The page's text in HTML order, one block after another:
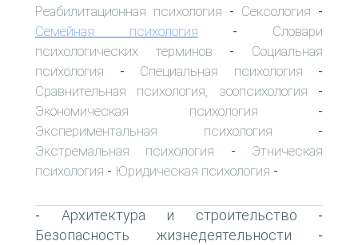
Реабилитационная психология - Сексология -
Семейная психология - Словари
психологических терминов - Социальная
психология - Специальная психология -
Сравнительная психология, зоопсихология -
Экономическая психология -
Экспериментальная психология -
Экстремальная психология - Этническая
психология - Юридическая психология -
- Архитектура и строительство -
Безопасность жизнедеятельности -